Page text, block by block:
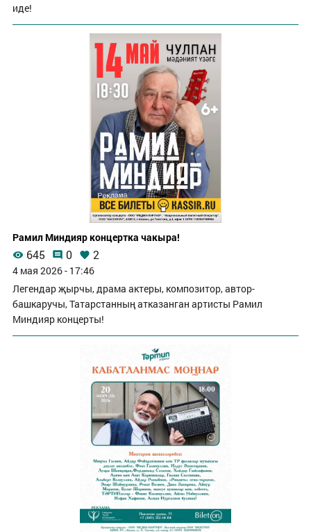
иде!
Рамил Миндияр концертка чакыра!
645 0 2
4 мая 2026 - 17:46
Легендар җырчы, драма актеры, композитор, автор-
башкаручы, Татарстанның атказанган артисты Рамил
Миндияр концерты!